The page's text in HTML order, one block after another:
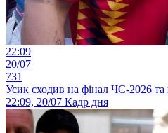
22:09
20/07
731
Усик сходив на фінал ЧС-2026 та
22:09, 20/07 Кадр дня